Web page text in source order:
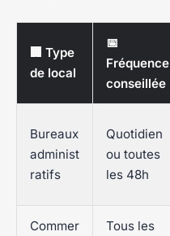
🏢 Type
de local
📅
Fréquence
conseillée
Bureaux
administ
ratifs
Quotidien
ou toutes
les 48h
Commer Tous les